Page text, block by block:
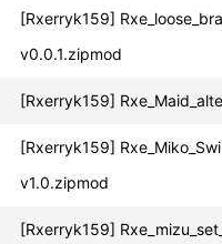
[Rxerryk159] Rxe_loose_bra
v0.0.1.zipmod
[Rxerryk159]
[Rxerryk159]
v1.0.zipmod
[Rxerryk159]